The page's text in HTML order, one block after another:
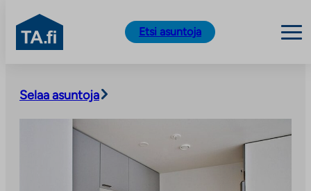
sisältöön
TA.fi
Etsi asuntoja
Selaa asuntoja